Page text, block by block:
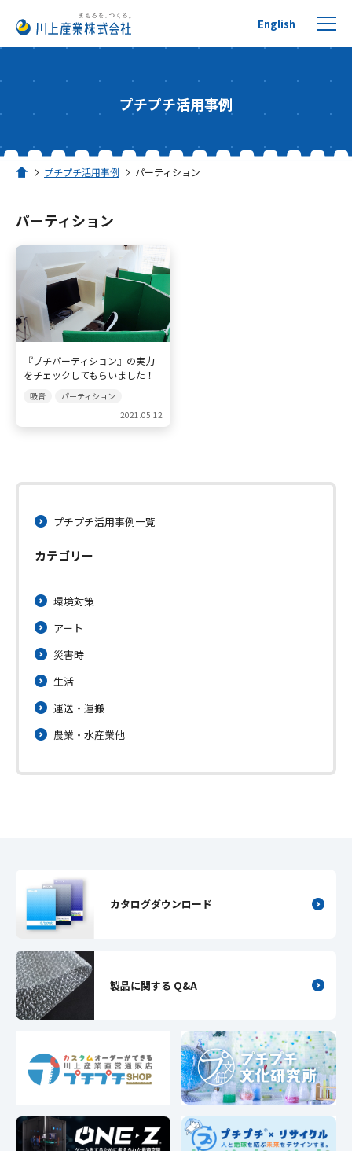
English
リサイクルへの取り組み
活用事例
川上産業について
採用情報
お問い合わせ
プチプチ活用事例
ホーム
プチプチ活用事例 パーティション
パーティション
『プチパーティション』の実力
をチェックしてもらいました！
吸音
パーティション
2021.05.12
プチプチ活用事例一覧
カテゴリー
環境対策
アート
災害時
生活
運送・運搬
農業・水産業他
カタログダウンロード
製品に関する Q&A